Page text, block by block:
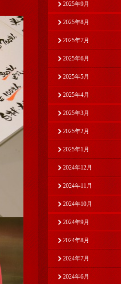
2025年9月
2025年8月
2025年7月
2025年6月
2025年5月
2025年4月
2025年3月
2025年2月
2025年1月
2024年12月
2024年11月
2024年10月
2024年9月
2024年8月
2024年7月
2024年6月